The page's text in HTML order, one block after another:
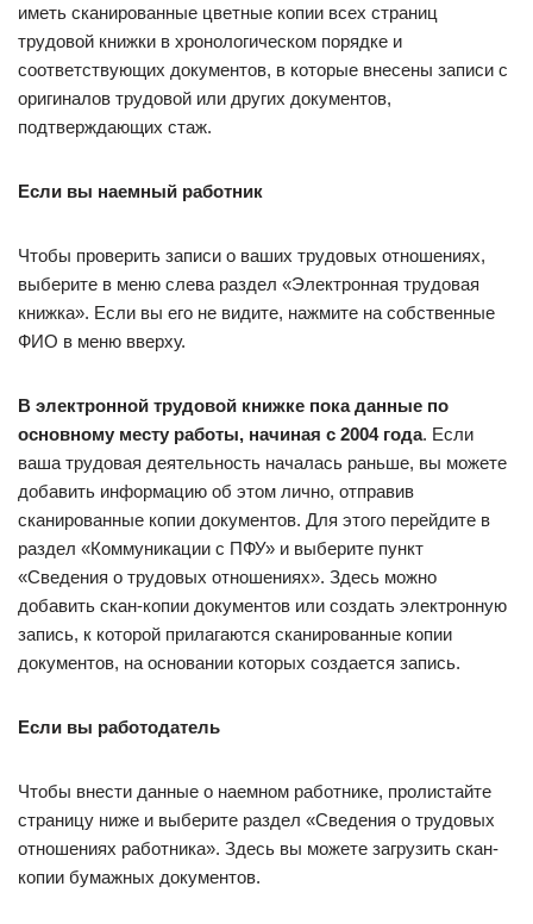
иметь сканированные цветные копии всех страниц
трудовой книжки в хронологическом порядке и
соответствующих документов, в которые внесены записи с
оригиналов трудовой или других документов,
подтверждающих стаж.
Если вы наемный работник
Чтобы проверить записи о ваших трудовых отношениях,
выберите в меню слева раздел «Электронная трудовая
книжка». Если вы его не видите, нажмите на собственные
ФИО в меню вверху.
В электронной трудовой книжке пока данные по
основному месту работы, начиная с 2004 года. Если
ваша трудовая деятельность началась раньше, вы можете
добавить информацию об этом лично, отправив
сканированные копии документов. Для этого перейдите в
раздел «Коммуникации с ПФУ» и выберите пункт
«Сведения о трудовых отношениях». Здесь можно
добавить скан-копии документов или создать электронную
запись, к которой прилагаются сканированные копии
документов, на основании которых создается запись.
Если вы работодатель
Чтобы внести данные о наемном работнике, пролистайте
страницу ниже и выберите раздел «Сведения о трудовых
отношениях работника». Здесь вы можете загрузить скан-
копии бумажных документов.